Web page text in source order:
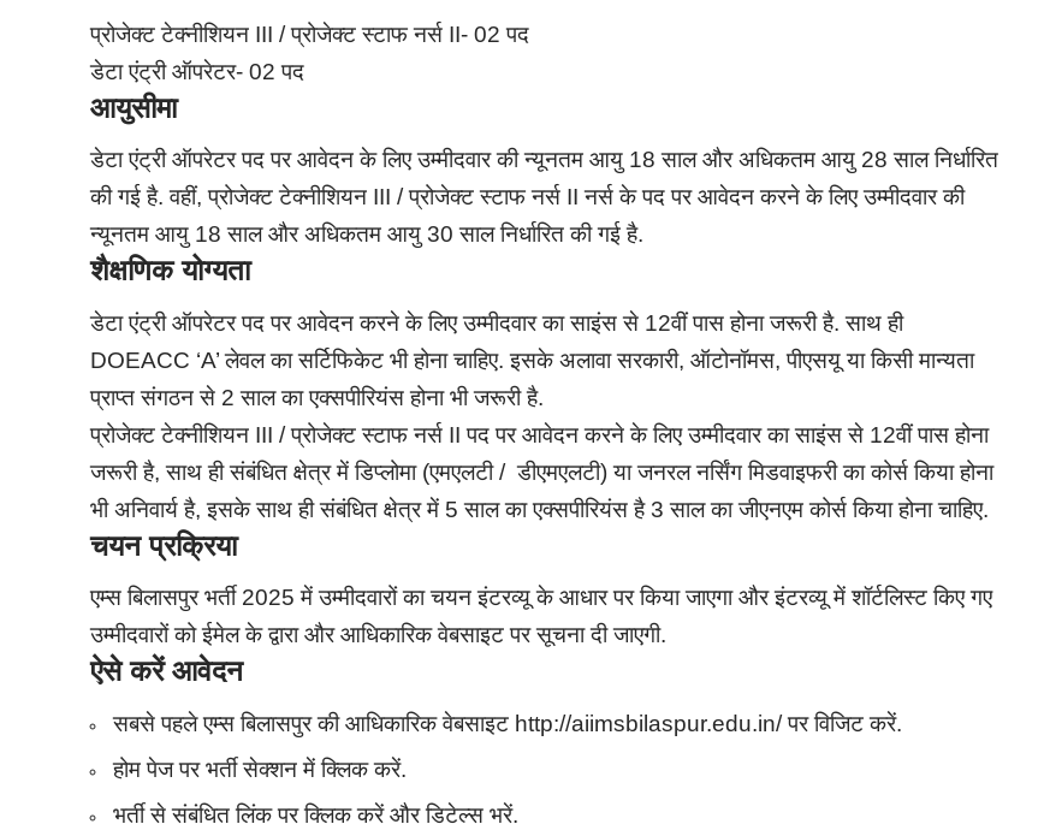
प्रोजेक्ट टेक्नीशियन III / प्रोजेक्ट स्टाफ नर्स II- 02 पद
डेटा एंट्री ऑपरेटर- 02 पद
आयुसीमा
डेटा एंट्री ऑपरेटर पद पर आवेदन के लिए उम्मीदवार की न्यूनतम आयु 18 साल और अधिकतम आयु 28 साल निर्धारित
की गई है. वहीं, प्रोजेक्ट टेक्नीशियन III / प्रोजेक्ट स्टाफ नर्स II नर्स के पद पर आवेदन करने के लिए उम्मीदवार की
न्यूनतम आयु 18 साल और अधिकतम आयु 30 साल निर्धारित की गई है.
शैक्षणिक योग्यता
डेटा एंट्री ऑपरेटर पद पर आवेदन करने के लिए उम्मीदवार का साइंस से 12वीं पास होना जरूरी है. साथ ही
DOEACC ‘A’ लेवल का सर्टिफिकेट भी होना चाहिए. इसके अलावा सरकारी, ऑटोनॉमस, पीएसयू या किसी मान्यता
प्राप्त संगठन से 2 साल का एक्सपीरियंस होना भी जरूरी है.
प्रोजेक्ट टेक्नीशियन III / प्रोजेक्ट स्टाफ नर्स II पद पर आवेदन करने के लिए उम्मीदवार का साइंस से 12वीं पास होना
जरूरी है, साथ ही संबंधित क्षेत्र में डिप्लोमा (एमएलटी / डीएमएलटी) या जनरल नर्सिंग मिडवाइफरी का कोर्स किया होना
भी अनिवार्य है, इसके साथ ही संबंधित क्षेत्र में 5 साल का एक्सपीरियंस है 3 साल का जीएनएम कोर्स किया होना चाहिए.
चयन प्रक्रिया
एम्स बिलासपुर भर्ती 2025 में उम्मीदवारों का चयन इंटरव्यू के आधार पर किया जाएगा और इंटरव्यू में शॉर्टलिस्ट किए गए
उम्मीदवारों को ईमेल के द्वारा और आधिकारिक वेबसाइट पर सूचना दी जाएगी.
ऐसे करें आवेदन
सबसे पहले एम्स बिलासपुर की आधिकारिक वेबसाइट http://aiimsbilaspur.edu.in/ पर विजिट करें.
होम पेज पर भर्ती सेक्शन में क्लिक करें.
भर्ती से संबंधित लिंक पर क्लिक करें और डिटेल्स भरें.